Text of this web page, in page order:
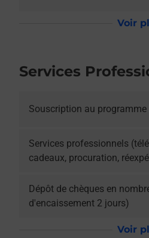
Voir
Services
Souscription au programme
Services professionnels
cadeaux, procuration,
Dépôt de chèques en
d'encaissement 2 jours)
Voir